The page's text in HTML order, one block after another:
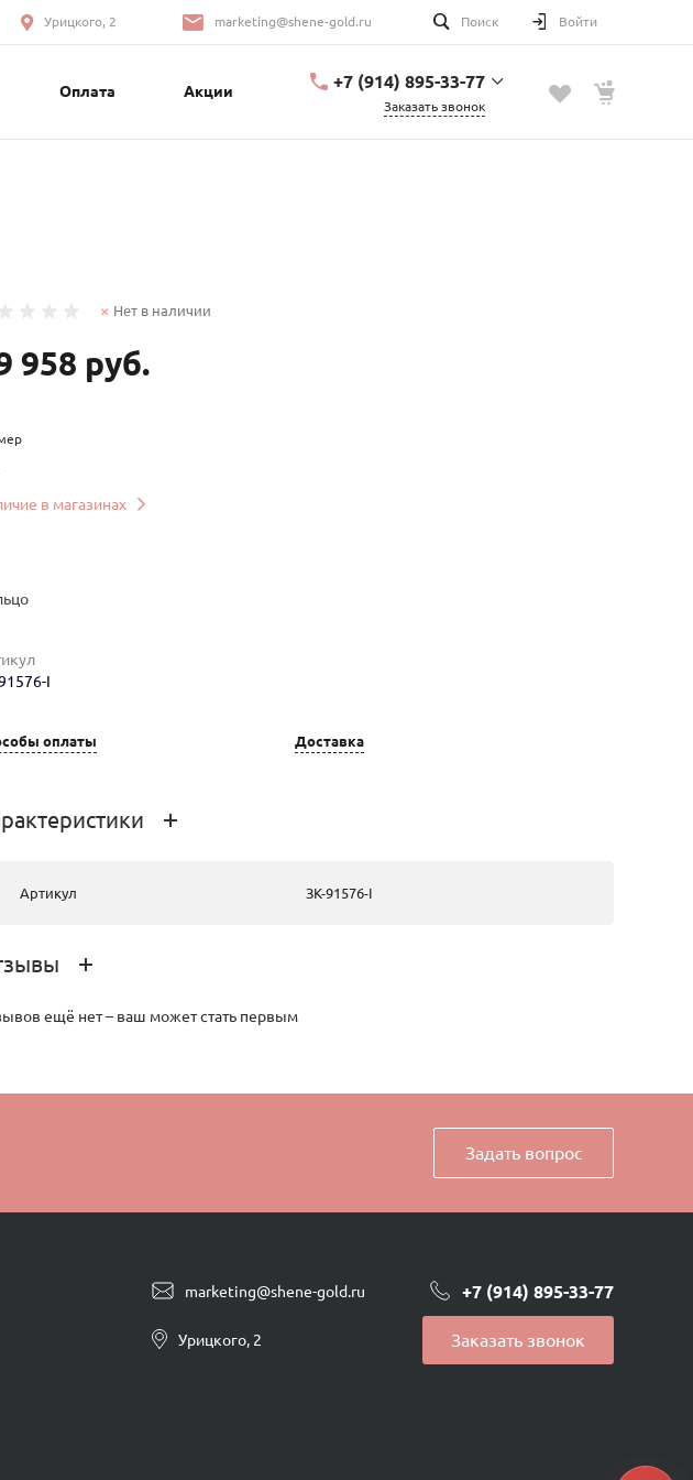
Урицкого, 2 marketing@shene-gold.ru Поиск Войти
Оплата Акции
+7 (914) 895-33-77
Заказать звонок
Нет в наличии
958 руб.
в магазинах
г.Ангарск, ТК
I
оплаты Доставка
Артикул ЗК-91576-I
ещё нет – ваш может стать первым
Задать вопрос
marketing@shene-gold.ru +7 (914) 895-33-77
Урицкого, 2 Заказать звонок